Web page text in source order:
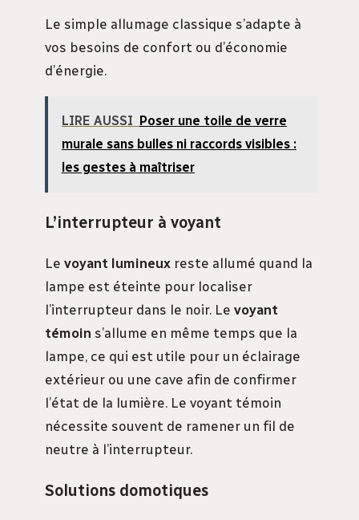
Le simple allumage classique s’adapte à
vos besoins de confort ou d’économie
d’énergie.
LIRE AUSSI
Poser une toile de verre
murale sans bulles ni raccords visibles :
les gestes à maîtriser
L’interrupteur à voyant
Le voyant lumineux reste allumé quand la
lampe est éteinte pour localiser
l’interrupteur dans le noir. Le voyant
témoin s’allume en même temps que la
lampe, ce qui est utile pour un éclairage
extérieur ou une cave afin de confirmer
l’état de la lumière. Le voyant témoin
nécessite souvent de ramener un fil de
neutre à l’interrupteur.
Solutions domotiques